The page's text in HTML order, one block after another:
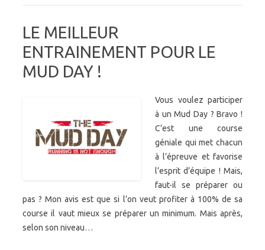
LE MEILLEUR
ENTRAINEMENT POUR LE
MUD DAY !
Vous voulez participer
à un Mud Day ? Bravo !
C’est une course
géniale qui met chacun
à l’épreuve et favorise
l’esprit d’équipe ! Mais,
faut-il se préparer ou
pas ? Mon avis est que si l’on veut profiter à 100% de sa
course il vaut mieux se préparer un minimum. Mais après,
selon son niveau…